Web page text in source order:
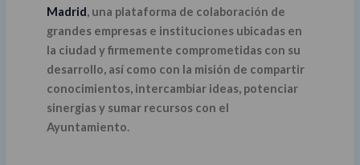
Madrid, una plataforma de colaboración de
grandes empresas e instituciones ubicadas en
la ciudad y firmemente comprometidas con su
desarrollo, así como con la misión de compartir
conocimientos, intercambiar ideas, potenciar
sinergias y sumar recursos con el
Ayuntamiento.